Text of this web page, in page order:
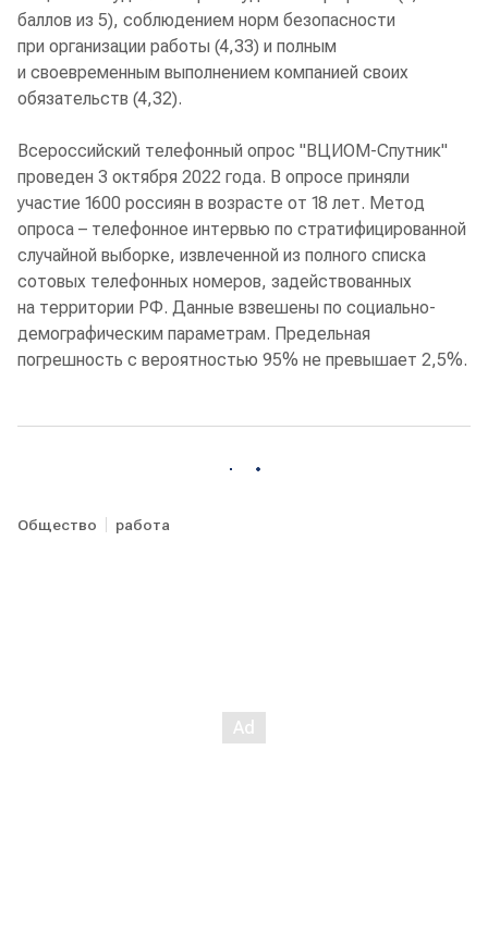
баллов из 5), соблюдением норм безопасности
при организации работы (4,33) и полным
и своевременным выполнением компанией своих
обязательств (4,32).
Всероссийский телефонный опрос "ВЦИОМ-Спутник"
проведен 3 октября 2022 года. В опросе приняли
участие 1600 россиян в возрасте от 18 лет. Метод
опроса – телефонное интервью по стратифицированной
случайной выборке, извлеченной из полного списка
сотовых телефонных номеров, задействованных
на территории РФ. Данные взвешены по социально-
демографическим параметрам. Предельная
погрешность с вероятностью 95% не превышает 2,5%.
Общество работа